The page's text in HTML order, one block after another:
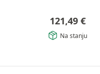
121,49 €
Na stanju